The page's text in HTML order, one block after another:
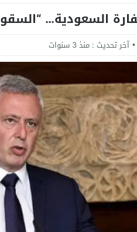
السعودية…
آخر تحديث : منذ 3 سنوات